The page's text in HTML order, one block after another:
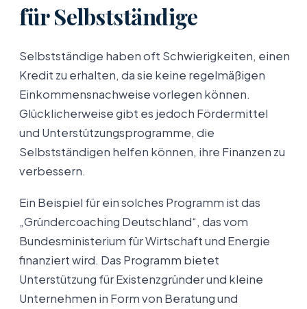
für Selbstständige
Selbstständige haben oft Schwierigkeiten, einen
Kredit zu erhalten, da sie keine regelmäßigen
Einkommensnachweise vorlegen können.
Glücklicherweise gibt es jedoch Fördermittel
und Unterstützungsprogramme, die
Selbstständigen helfen können, ihre Finanzen zu
verbessern.
Ein Beispiel für ein solches Programm ist das
„Gründercoaching Deutschland“, das vom
Bundesministerium für Wirtschaft und Energie
finanziert wird. Das Programm bietet
Unterstützung für Existenzgründer und kleine
Unternehmen in Form von Beratung und